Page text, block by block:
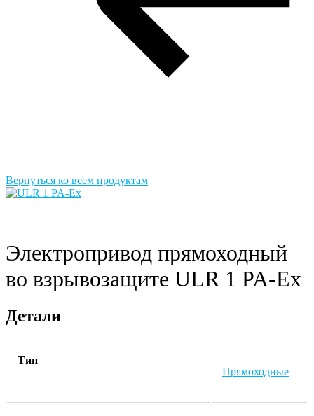
Вернуться ко всем продуктам
Электропривод прямоходный
во взрывозащите ULR 1 PA-Ex
Детали
Тип
Прямоходные